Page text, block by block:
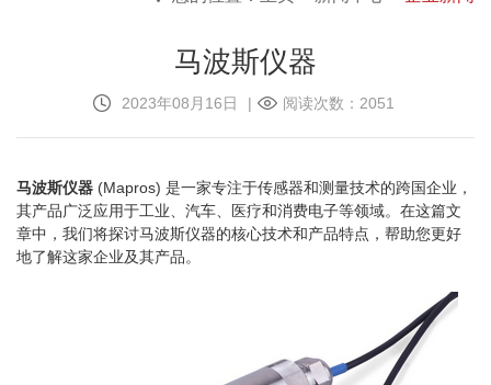
马波斯仪器
2023年08月16日 | 阅读次数：2051
马波斯仪器 (Mapros) 是一家专注于传感器和测量技术的跨国企业，
其产品广泛应用于工业、汽车、医疗和消费电子等领域。在这篇文
章中，我们将探讨马波斯仪器的核心技术和产品特点，帮助您更好
地了解这家企业及其产品。